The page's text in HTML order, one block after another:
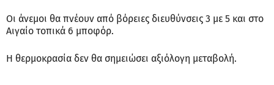
Οι άνεμοι θα πνέουν από βόρειες διευθύνσεις 3 με 5 και στο
Αιγαίο τοπικά 6 μποφόρ.
Η θερμοκρασία δεν θα σημειώσει αξιόλογη μεταβολή.